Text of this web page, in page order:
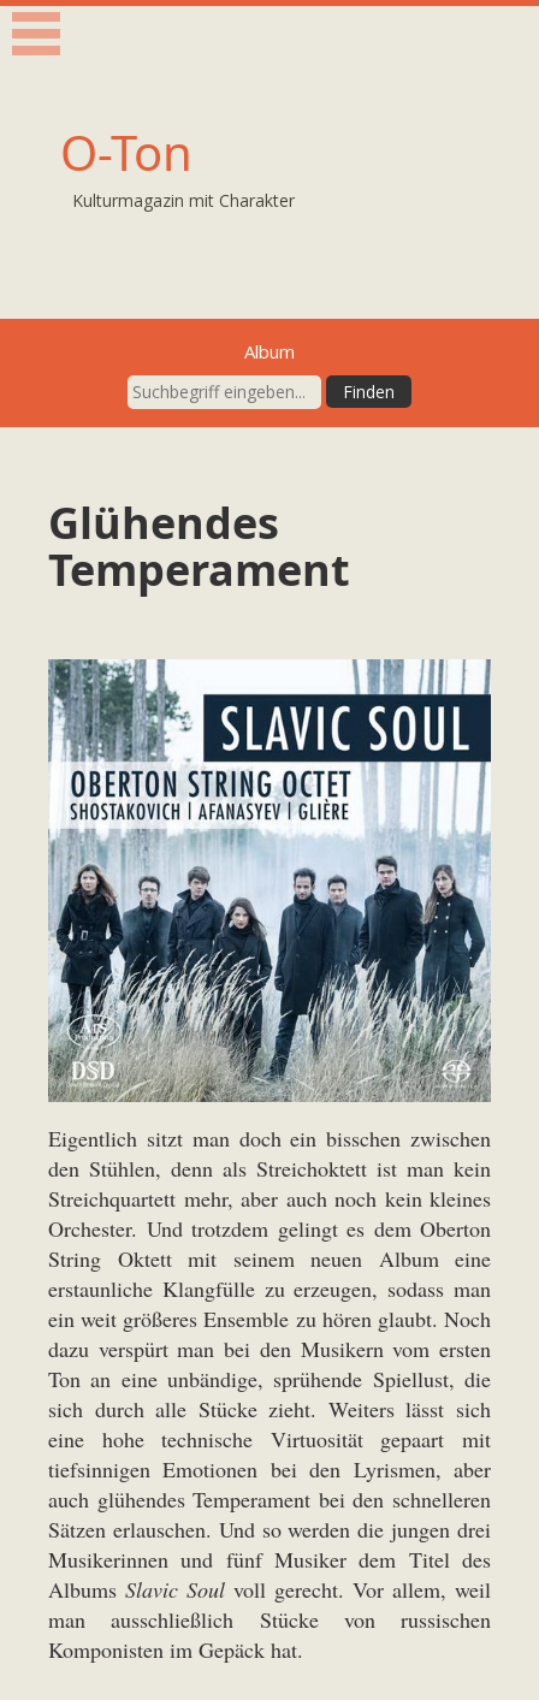
O-Ton
Kulturmagazin mit Charakter
Album
Glühendes
Temperament
Eigentlich sitzt man doch ein bisschen zwischen
den Stühlen, denn als Streichoktett ist man kein
Streichquartett mehr, aber auch noch kein kleines
Orchester. Und trotzdem gelingt es dem Oberton
String Oktett mit seinem neuen Album eine
erstaunliche Klangfülle zu erzeugen, sodass man
ein weit größeres Ensemble zu hören glaubt. Noch
dazu verspürt man bei den Musikern vom ersten
Ton an eine unbändige, sprühende Spiellust, die
sich durch alle Stücke zieht. Weiters lässt sich
eine hohe technische Virtuosität gepaart mit
tiefsinnigen Emotionen bei den Lyrismen, aber
auch glühendes Temperament bei den schnelleren
Sätzen erlauschen. Und so werden die jungen drei
Musikerinnen und fünf Musiker dem Titel des
Albums Slavic Soul voll gerecht. Vor allem, weil
man ausschließlich Stücke von russischen
Komponisten im Gepäck hat.